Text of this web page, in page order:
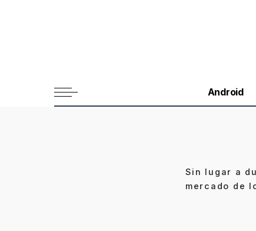
Android
Sin lugar a
mercado de